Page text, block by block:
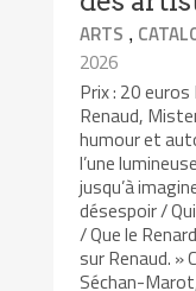
ARTS ,
2026
Prix : 20
Renaud,
humour et
l’une
jusqu’à
désespoir /
/ Que le
sur Renaud. »
Séchan-